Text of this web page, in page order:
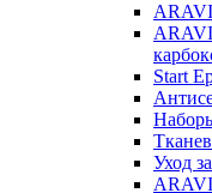
Start
Уход